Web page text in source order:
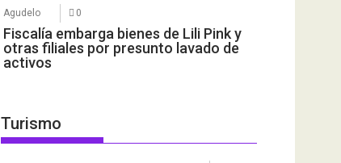
Agudelo
0
Fiscalía embarga bienes de Lili Pink y
otras filiales por presunto lavado de
activos
Turismo